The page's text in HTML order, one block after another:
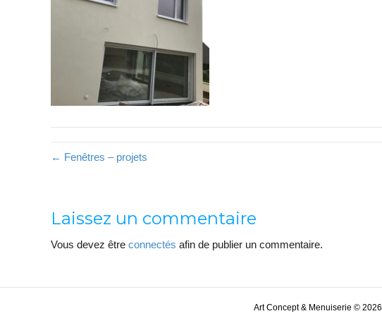
← Fenêtres – projets
Laissez un commentaire
Vous devez être connectés afin de publier un commentaire.
Art Concept & Menuiserie © 2026